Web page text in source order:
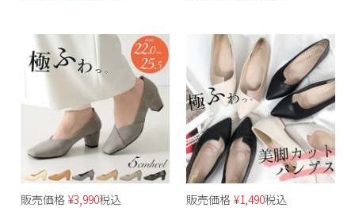
販売価格 ¥3,990税込 販売価格 ¥1,490税込